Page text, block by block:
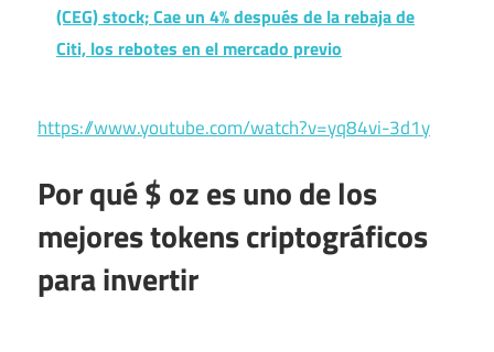
(CEG) stock; Cae un 4% después de la rebaja de
Citi, los rebotes en el mercado previo
https://www.youtube.com/watch?v=yq84vi-3d1y
Por qué $ oz es uno de los
mejores tokens criptográficos
para invertir